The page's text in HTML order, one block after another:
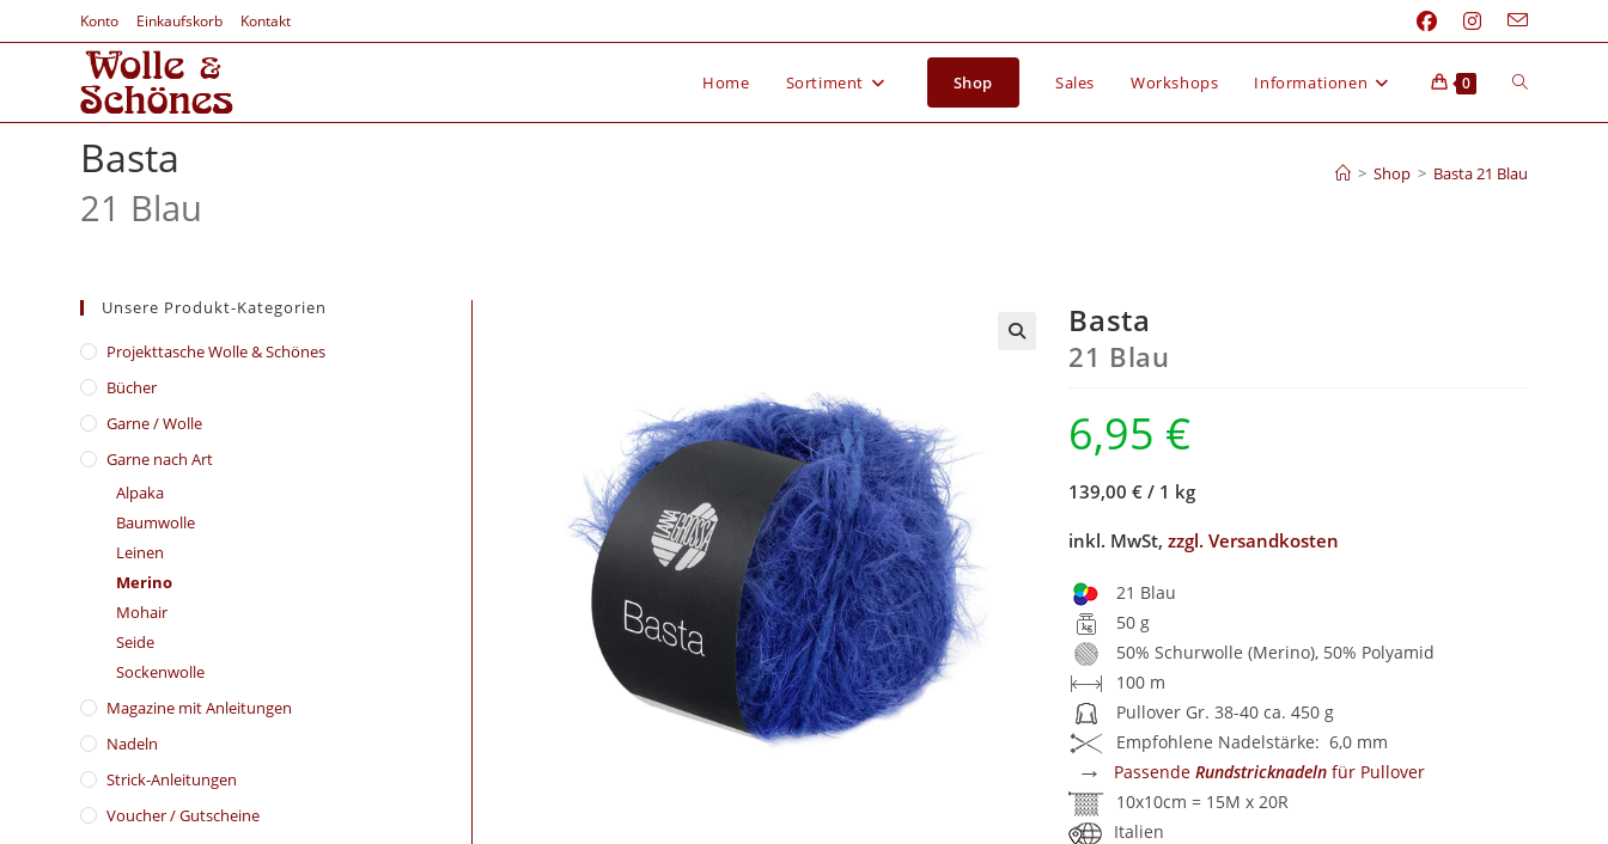
Konto Einkaufskorb Kontakt
Home Sortiment Shop Sales Workshops Informationen 0
Basta
21 Blau
> Shop > Basta 21 Blau
Basta
21 Blau
6,95 €
139,00 € / 1 kg
inkl. MwSt,zzgl. Versandkosten
21 Blau
50 g
50% Schurwolle (Merino), 50% Polyamid
100 m
Pullover Gr. 38-40 ca. 450 g
Empfohlene Nadelstärke: 6,0 mm
→ PassendeRundstricknadeln für Pullover
10x10cm = 15M x 20R
Italien
Unsere Produkt-Kategorien
​Projekttasche Wolle & Schönes
Bücher
Garne / Wolle
Garne nach Art
Alpaka
Baumwolle
Leinen
Merino
Mohair
Seide
Sockenwolle
Magazine mit Anleitungen
Nadeln
Strick-Anleitungen
Voucher / Gutscheine